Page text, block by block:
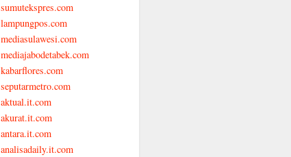
sumutekspres.com
lampungpos.com
mediasulawesi.com
mediajabodetabek.com
kabarflores.com
seputarmetro.com
aktual.it.com
akurat.it.com
antara.it.com
analisadaily.it.com